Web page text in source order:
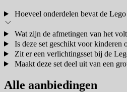
Hoeveel onderdelen bevat de
Wat zijn de afmetingen van het
Is deze set geschikt voor kinderen
Zit er een verlichtingsset bij de
Maakt deze set deel uit van een
Alle aanbiedingen